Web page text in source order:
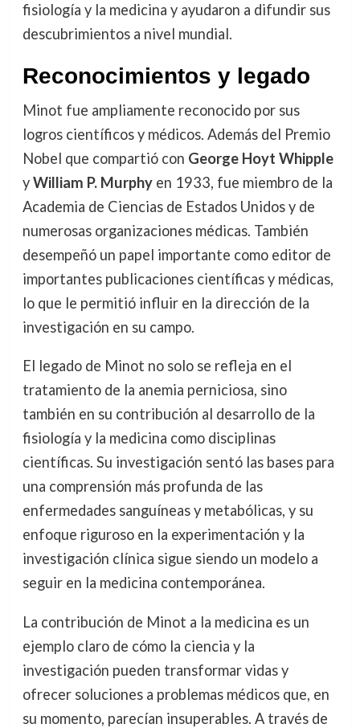
fisiología y la medicina y ayudaron a difundir sus
descubrimientos a nivel mundial.
Reconocimientos y legado
Minot fue ampliamente reconocido por sus
logros científicos y médicos. Además del Premio
Nobel que compartió con George Hoyt Whipple
yWilliam P. Murphyen 1933, fue miembro de la
Academia de Ciencias de Estados Unidos y de
numerosas organizaciones médicas. También
desempeñó un papel importante como editor de
importantes publicaciones científicas y médicas,
lo que le permitió influir en la dirección de la
investigación en su campo.
El legado de Minot no solo se refleja en el
tratamiento de la anemia perniciosa, sino
también en su contribución al desarrollo de la
fisiología y la medicina como disciplinas
científicas. Su investigación sentó las bases para
una comprensión más profunda de las
enfermedades sanguíneas y metabólicas, y su
enfoque riguroso en la experimentación y la
investigación clínica sigue siendo un modelo a
seguir en la medicina contemporánea.
La contribución de Minot a la medicina es un
ejemplo claro de cómo la ciencia y la
investigación pueden transformar vidas y
ofrecer soluciones a problemas médicos que, en
su momento, parecían insuperables. A través de